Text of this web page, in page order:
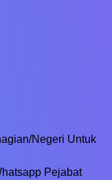
Negeri Untuk
Pejabat